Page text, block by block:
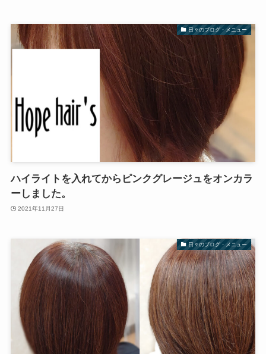
日々のブログ・メニュー
ハイライトを入れてからピンクグレージュをオンカラ
ーしました。
2021年11月27日
日々のブログ・メニュー